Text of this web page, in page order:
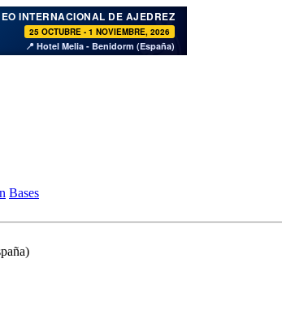
♞
INTERNACIONAL DE AJEDREZ
25 OCTUBRE - 1 NOVIEMBRE, 2026
📍 Hotel Melia - Benidorm (España)
Bases